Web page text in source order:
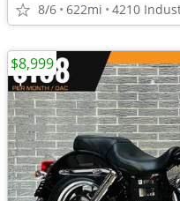
8/6 622mi
$8,999